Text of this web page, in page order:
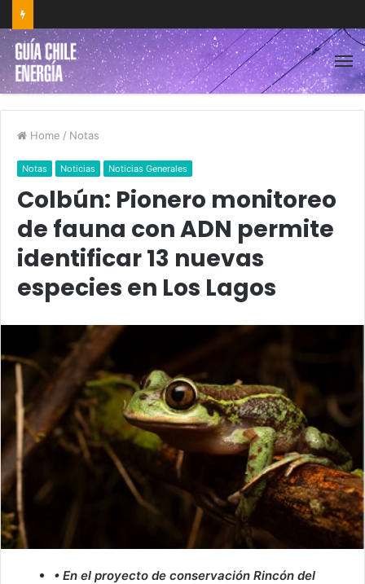
Home / Notas
Notas Noticias Noticias Generales
Colbún: Pionero monitoreo
de fauna con ADN permite
identificar 13 nuevas
especies en Los Lagos
• En el proyecto de conservación Rincón del